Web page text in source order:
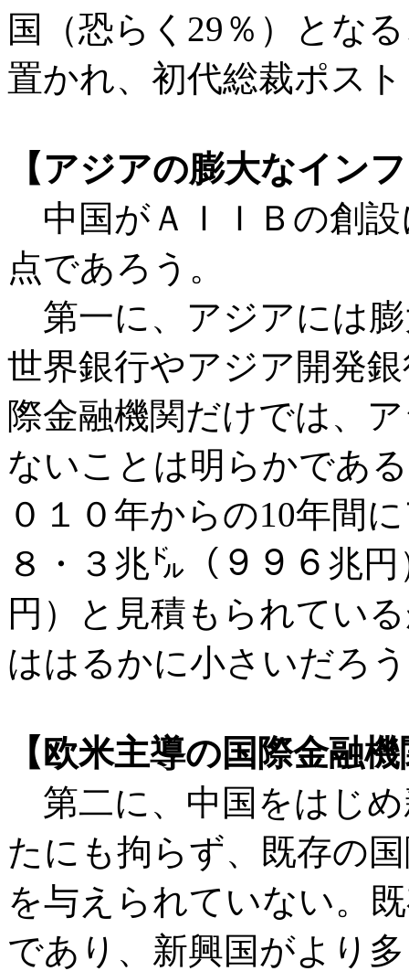
国（恐らく29％）とな
置かれ、初代総裁ポス
【アジアの膨大なイン
中国がＡＩＩＢの創
点であろう。
第一に、アジアには
世界銀行やアジア開発
際金融機関だけでは、
ないことは明らかであ
０１０年からの10年間
８・３兆㌦（９９６兆
円）と見積もられてい
ははるかに小さいだろ
【欧米主導の国際金融
第二に、中国をはじ
たにも拘らず、既存の
を与えられていない。
であり、新興国がより